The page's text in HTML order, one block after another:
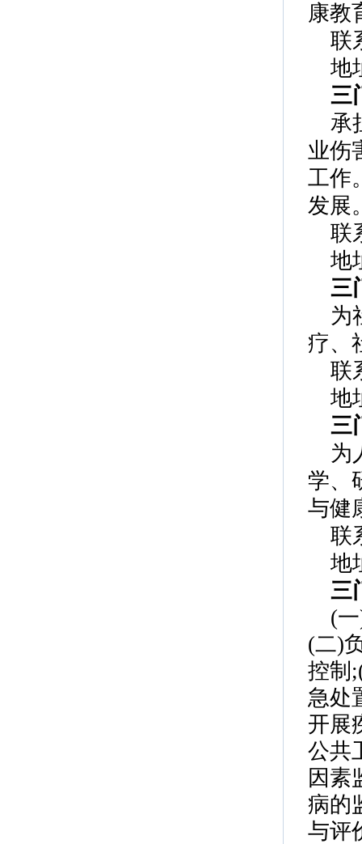
康教
联
地
三
承
业伤
工作
发展
联
地
三
为
疗、
联
地
三
为
学、
与健
联
地
三
(
(二)
控制
急处
开展
公共
因素
病的
与评